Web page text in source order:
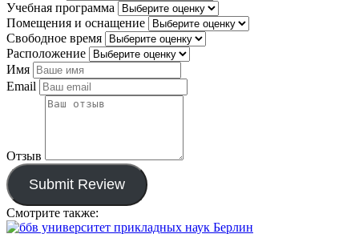
Учебная программа
Помещения и оснащение
Свободное время
Расположение
Имя
Email
Отзыв
Submit Review
Смотрите также: